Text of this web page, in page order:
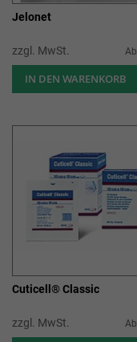
Jelonet
zzgl. MwSt. Ab
IN DEN WARENKORB
Cuticell® Classic
zzgl. MwSt. Ab